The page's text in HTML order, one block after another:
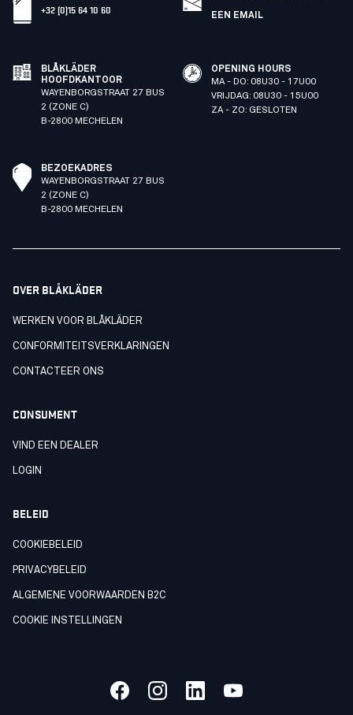
+32 (0)15 64 10 60
EEN EMAIL
BLÅKLÄDER
HOOFDKANTOOR
WAYENBORGSTRAAT 27 BUS
2 (ZONE C)
B-2800 MECHELEN
OPENING HOURS
MA - DO: 08U30 - 17U00
VRIJDAG: 08U30 - 15U00
ZA - ZO: GESLOTEN
BEZOEKADRES
WAYENBORGSTRAAT 27 BUS
2 (ZONE C)
B-2800 MECHELEN
OVER BLÅKLÄDER
WERKEN VOOR BLÅKLÄDER
CONFORMITEITSVERKLARINGEN
CONTACTEER ONS
CONSUMENT
VIND EEN DEALER
LOGIN
BELEID
COOKIEBELEID
PRIVACYBELEID
ALGEMENE VOORWAARDEN B2C
COOKIE INSTELLINGEN